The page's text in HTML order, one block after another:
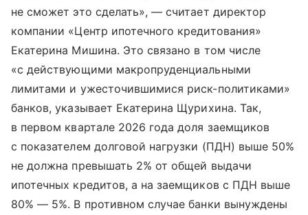
не сможет это сделать», — считает директор
компании «Центр ипотечного кредитования»
Екатерина Мишина. Это связано в том числе
«с действующими макропруденциальными
лимитами и ужесточившимися риск-политиками»
банков, указывает Екатерина Щурихина. Так,
в первом квартале 2026 года доля заемщиков
с показателем долговой нагрузки (ПДН) выше 50%
не должна превышать 2% от общей выдачи
ипотечных кредитов, а на заемщиков с ПДН выше
80% — 5%. В противном случае банки вынуждены